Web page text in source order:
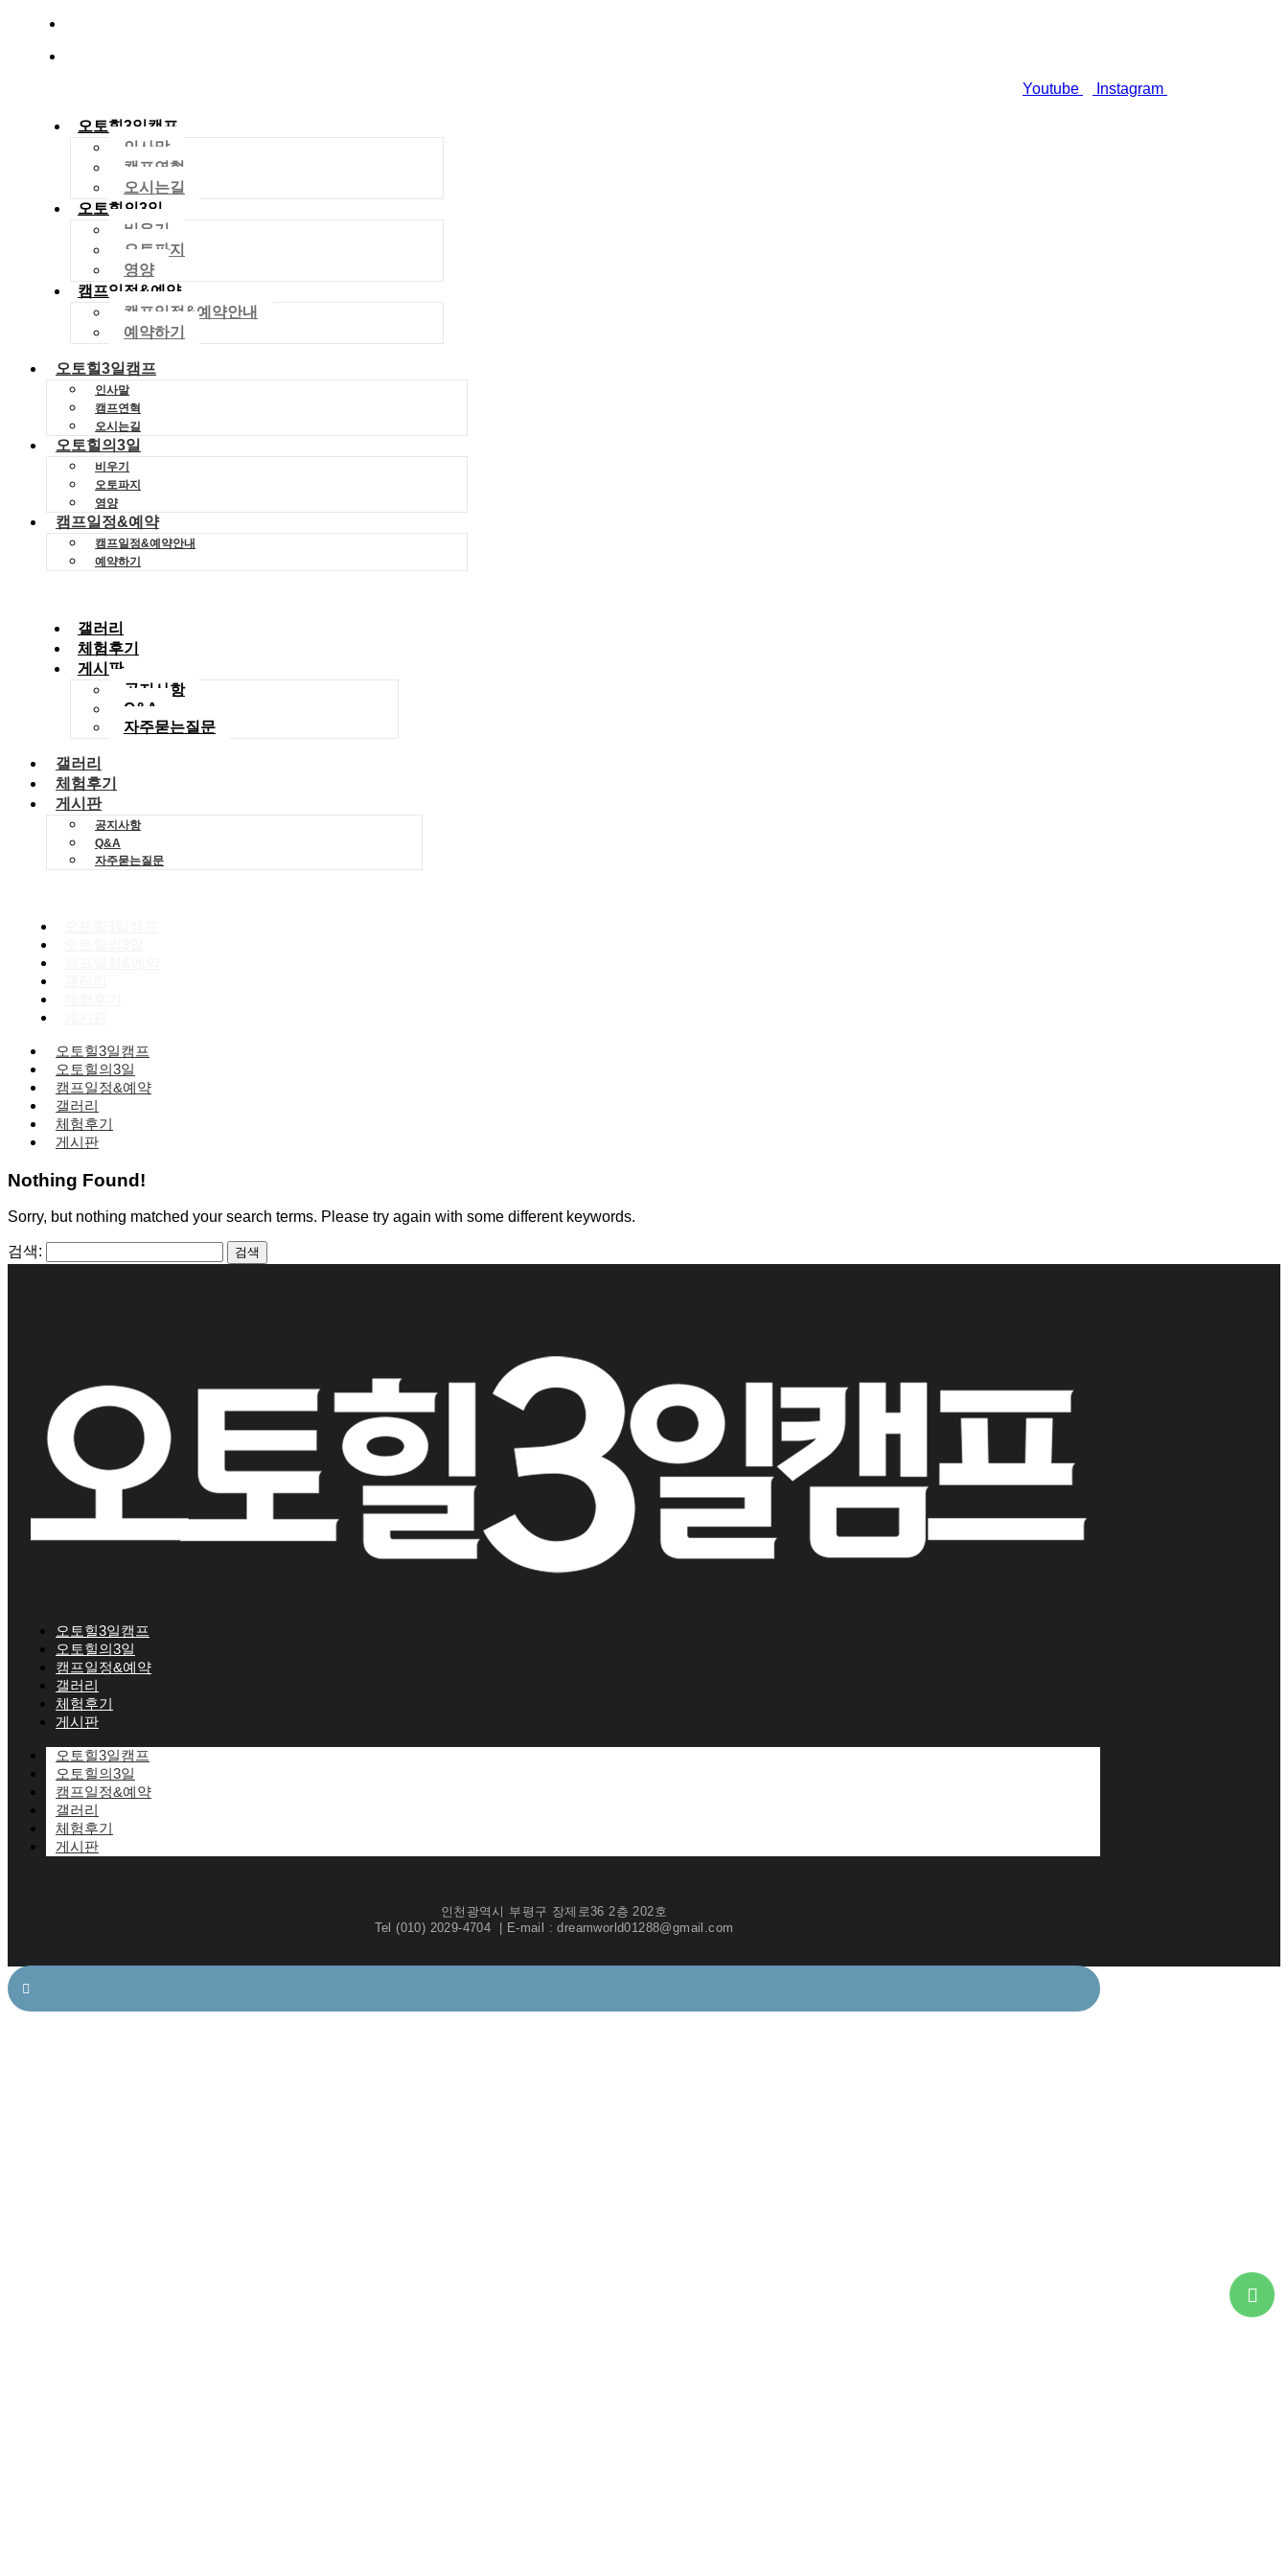
Youtube Instagram
오토힐3일캠프
인사말
캠프연혁
오시는길
오토힐의3일
비우기
오토파지
영양
캠프일정&예약
캠프일정&예약안내
예약하기
오토힐3일캠프
인사말
캠프연혁
오시는길
오토힐의3일
비우기
오토파지
영양
캠프일정&예약
캠프일정&예약안내
예약하기
갤러리
체험후기
게시판
공지사항
Q&A
자주묻는질문
갤러리
체험후기
게시판
공지사항
Q&A
자주묻는질문
오토힐3일캠프
오토힐의3일
캠프일정&예약
갤러리
체험후기
게시판
Nothing Found!
Sorry, but nothing matched your search terms. Please try again with some different keywords.
검색:
오토힐3일캠프
오토힐의3일
캠프일정&예약
갤러리
체험후기
게시판
오토힐3일캠프
오토힐의3일
캠프일정&예약
갤러리
체험후기
게시판
인천광역시 부평구 장제로36 2층 202호
Tel (010) 2029-4704 | E-mail : dreamworld01288@gmail.com